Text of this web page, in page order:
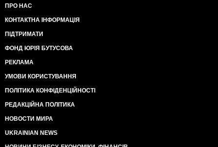
ПРО НАС
КОНТАКТНА ІНФОРМАЦІЯ
ПІДТРИМАТИ
ФОНД ЮРІЯ БУТУСОВА
РЕКЛАМА
УМОВИ КОРИСТУВАННЯ
ПОЛІТИКА КОНФІДЕНЦІЙНОСТІ
РЕДАКЦІЙНА ПОЛІТИКА
НОВОСТИ МИРА
UKRAINIAN NEWS